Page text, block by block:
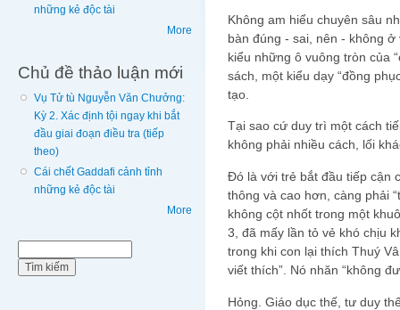
những kẻ độc tài
More
Chủ đề thảo luận mới
Vụ Tử tù Nguyễn Văn Chưởng:
Kỳ 2. Xác định tội ngay khi bắt
đầu giai đoạn điều tra (tiếp
theo)
Cái chết Gaddafi cảnh tỉnh
những kẻ độc tài
More
Không am hiểu chuyên sâu
bàn đúng - sai, nên - không
kiểu những ô vuông tròn của
sách, một kiểu dạy “đồng
tạo.
Tại sao cứ duy trì một cách
không phải nhiều cách, lối
Đó là với trẻ bắt đầu tiếp cận
thông và cao hơn, càng phải
không cột nhốt trong một
3, đã mấy lần tỏ vẻ khó chịu
trong khi con lại thích Thuý
viết thích”. Nó nhăn “không
Hỏng. Giáo dục thế, tư duy